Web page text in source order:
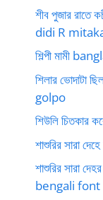
শীব পুজার
didi R
শিল্পী মামী
শিলার
golpo
শিউলি চিতকার
শাশুরির সারা
শাশুরির সারা
bengali font